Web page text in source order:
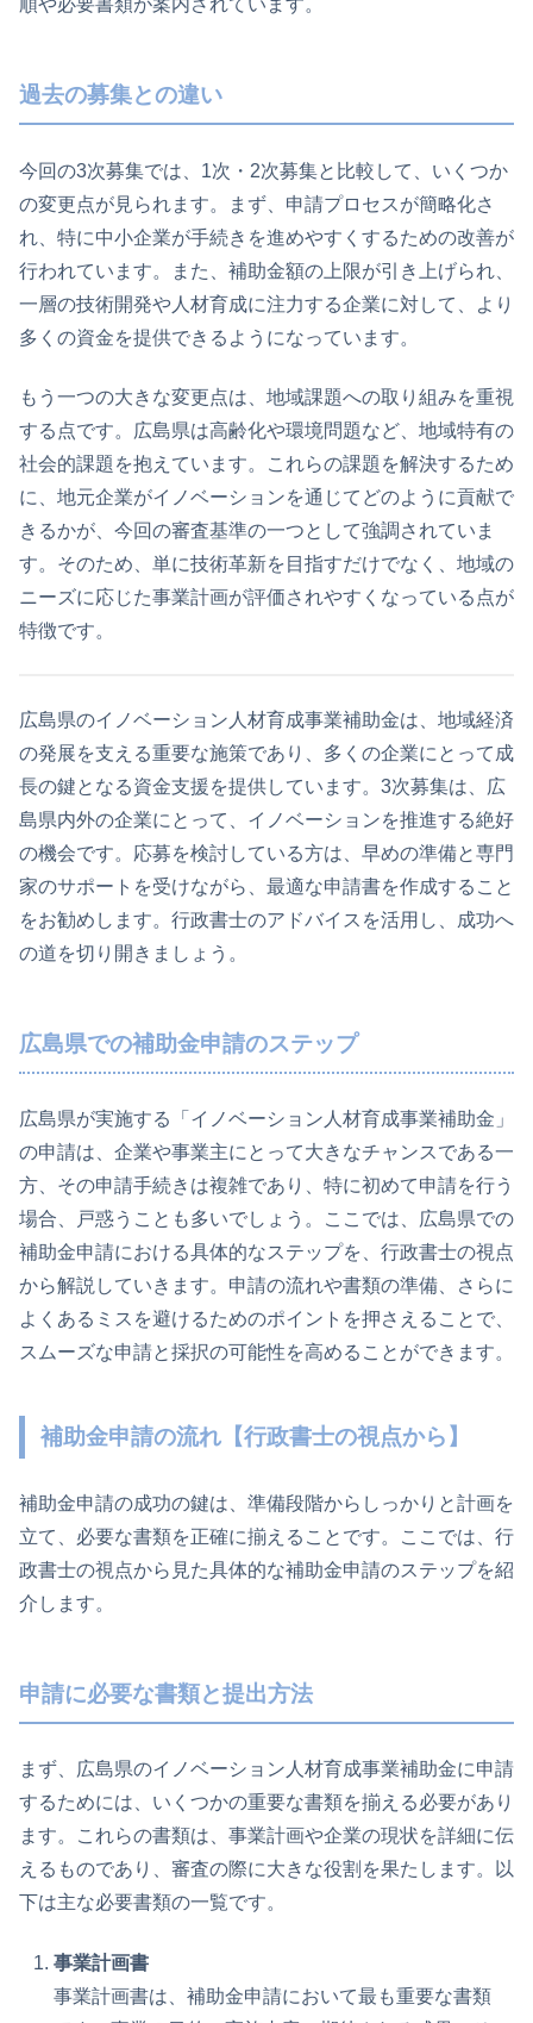
過去の募集との違い
今回の3次募集では、1次・2次募集と比較して、いくつか
の変更点が見られます。まず、申請プロセスが簡略化さ
れ、特に中小企業が手続きを進めやすくするための改善が
行われています。また、補助金額の上限が引き上げられ、
一層の技術開発や人材育成に注力する企業に対して、より
多くの資金を提供できるようになっています。
もう一つの大きな変更点は、地域課題への取り組みを重視
する点です。広島県は高齢化や環境問題など、地域特有の
社会的課題を抱えています。これらの課題を解決するため
に、地元企業がイノベーションを通じてどのように貢献で
きるかが、今回の審査基準の一つとして強調されていま
す。そのため、単に技術革新を目指すだけでなく、地域の
ニーズに応じた事業計画が評価されやすくなっている点が
特徴です。
広島県のイノベーション人材育成事業補助金は、地域経済
の発展を支える重要な施策であり、多くの企業にとって成
長の鍵となる資金支援を提供しています。3次募集は、広
島県内外の企業にとって、イノベーションを推進する絶好
の機会です。応募を検討している方は、早めの準備と専門
家のサポートを受けながら、最適な申請書を作成すること
をお勧めします。行政書士のアドバイスを活用し、成功へ
の道を切り開きましょう。
広島県での補助金申請のステップ
広島県が実施する「イノベーション人材育成事業補助金」
の申請は、企業や事業主にとって大きなチャンスである一
方、その申請手続きは複雑であり、特に初めて申請を行う
場合、戸惑うことも多いでしょう。ここでは、広島県での
補助金申請における具体的なステップを、行政書士の視点
から解説していきます。申請の流れや書類の準備、さらに
よくあるミスを避けるためのポイントを押さえることで、
スムーズな申請と採択の可能性を高めることができます。
補助金申請の流れ【行政書士の視点から】
補助金申請の成功の鍵は、準備段階からしっかりと計画を
立て、必要な書類を正確に揃えることです。ここでは、行
政書士の視点から見た具体的な補助金申請のステップを紹
介します。
申請に必要な書類と提出方法
まず、広島県のイノベーション人材育成事業補助金に申請
するためには、いくつかの重要な書類を揃える必要があり
ます。これらの書類は、事業計画や企業の現状を詳細に伝
えるものであり、審査の際に大きな役割を果たします。以
下は主な必要書類の一覧です。
事業計画書
事業計画書は、補助金申請において最も重要な書類